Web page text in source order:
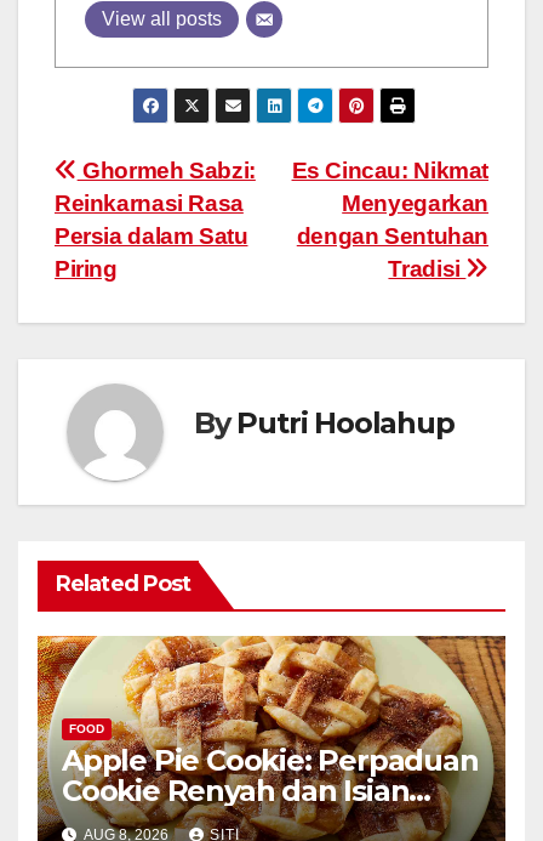
View all posts
Post
navigation
Es Cincau: Nikmat
Menyegarkan
dengan Sentuhan
Tradisi
Ghormeh Sabzi:
Reinkarnasi Rasa
Persia dalam Satu
Piring
ByPutri Hoolahup
Related Post
FOOD
Apple Pie Cookie: Perpaduan
Cookie Renyah dan Isian
Apel
AUG 8, 2026 SITI